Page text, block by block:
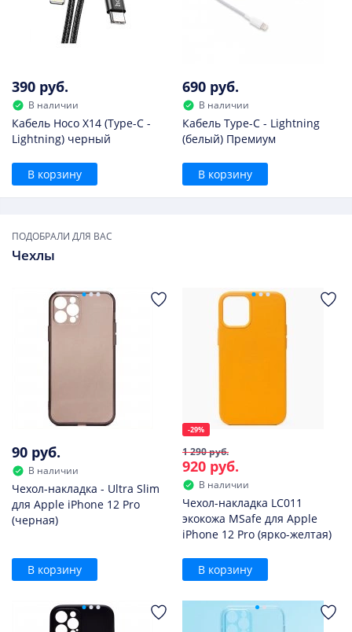
390 руб.
В наличии
Кабель Hoco X14 (Type-C -
Lightning) черный
В корзину
690 руб.
В наличии
Кабель Type-C - Lightning
(белый) Премиум
В корзину
ПОДОБРАЛИ ДЛЯ ВАС
Чехлы
90 руб.
В наличии
Чехол-накладка - Ultra Slim
для Apple iPhone 12 Pro
(черная)
В корзину
-29%
1 290 руб.
920 руб.
В наличии
Чехол-накладка LC011
экокожа MSafe для Apple
iPhone 12 Pro (ярко-желтая)
В корзину